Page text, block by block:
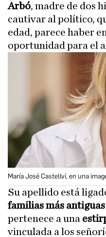
Arbó, madre de dos
cautivar al político,
edad, parece haber
oportunidad para el
María José Castellví, en una
Su apellido está
familias más
pertenece a una
vinculada a los